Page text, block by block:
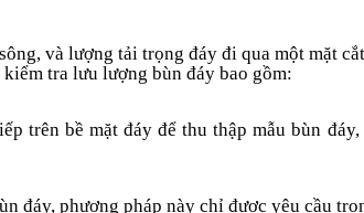
và lượng tải trọng đáy đi qua một mặt
tra lưu lượng bùn đáy bao gồm:
trên bề mặt đáy để thu thập mẫu bùn
đáy, phương pháp này chỉ được yêu cầu